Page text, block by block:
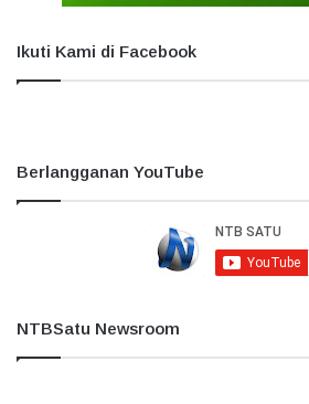
Ikuti Kami di Facebook
Berlangganan YouTube
NTBSatu Newsroom